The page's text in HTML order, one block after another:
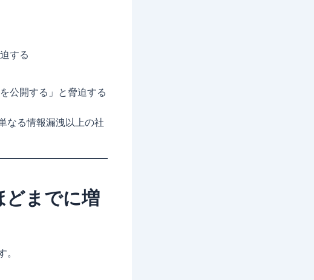
する
公開する」と脅迫する
なる情報漏洩以上の社
どまでに増